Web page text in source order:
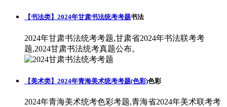
【书法类】2024年甘肃书法统考考题书法
2024年甘肃书法统考考题,甘肃省2024年书法联考考
题,2024甘肃书法统考真题公布。
【美术类】2024年青海美术统考考题(色彩)色彩
2024年青海美术统考色彩考题,青海省2024年美术联考考